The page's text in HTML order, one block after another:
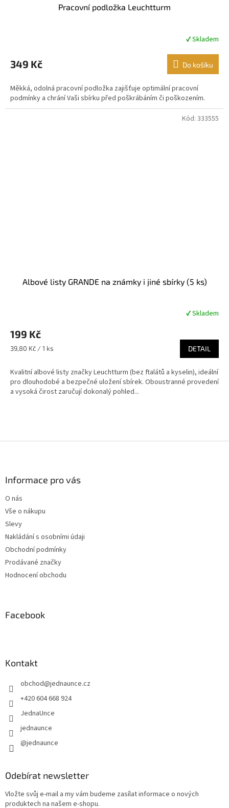
Pracovní podložka Leuchtturm
produktu
je
z
5
hvězdiček.
✔ Skladem
349 Kč Do košíku
Měkká, odolná pracovní podložka zajišťuje optimální pracovní
podmínky a chrání Vaši sbírku před poškrábáním či poškozením.
Albové listy GRANDE na známky i jiné sbírky (5 ks)
produktu
je
5,0
5
hvězdiček.
✔ Skladem
199 Kč
Měrná
39,80 Kč / 1 ks DETAIL
Kvalitní albové listy značky Leuchtturm (bez ftalátů a kyselin), ideální
pro dlouhodobé a bezpečné uložení sbírek. Oboustranné provedení
a vysoká čirost zaručují dokonalý pohled...
Kód: 333555
Informace pro vás
O nás
Vše o nákupu
Slevy
Nakládání s osobními údaji
Obchodní podmínky
Prodávané značky
Hodnocení obchodu
Facebook
Kontakt
obchod@jednaunce.cz
+420 604 668 924
JednaUnce
jednaunce
@jednaunce
Odebírat newsletter
Vložte svůj e-mail a my vám budeme zasílat informace o nových
produktech na našem e-shopu.